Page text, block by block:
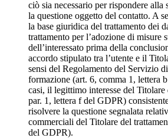
ciò sia necessario per rispondere alla
la questione oggetto del contatto. A
la base giuridica del trattamento dei
trattamento per l’adozione di misure
dell’interessato prima della
accordo stipulato tra l’utente e il
sensi del Regolamento del Servizio
formazione (art. 6, comma 1, lettera
casi, il legittimo interesse del Titolare
par. 1, lettera f del GDPR)
risolvere la questione segnalata
commerciali del Titolare del
del GDPR).